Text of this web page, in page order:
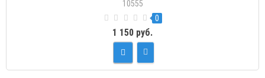
10555
0
1 150 руб.